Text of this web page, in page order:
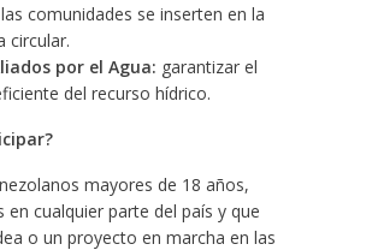
comunidades se inserten en la
circular.
por el Agua: garantizar el
del recurso hídrico.
mayores de 18 años,
en cualquier parte del país y que
o un proyecto en marcha en las